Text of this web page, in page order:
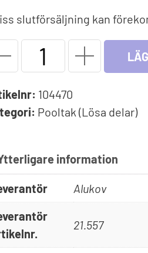
Poolmiljö &
Dricksglas
Spel och lek
slutförsäljning kan
104470
Pooltak (Lösa delar)
information
Alukov
21.557